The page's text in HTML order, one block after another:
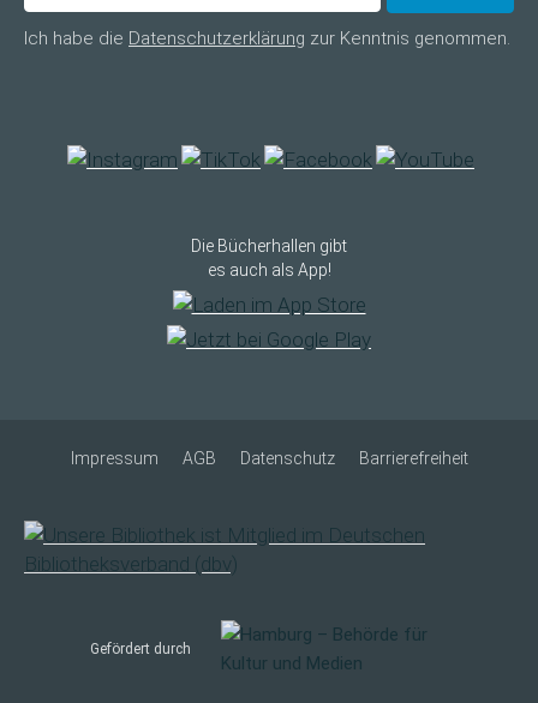
Ich habe die Datenschutzerklärung zur Kenntnis genommen.
Die Bücherhallen gibt
es auch als App!
Impressum AGB Datenschutz Barrierefreiheit
Gefördert durch